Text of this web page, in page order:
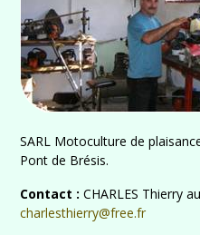
SARL Motoculture de
Pont de Brésis.
Contact : CHARLES Thierry
charlesthierry@free.fr